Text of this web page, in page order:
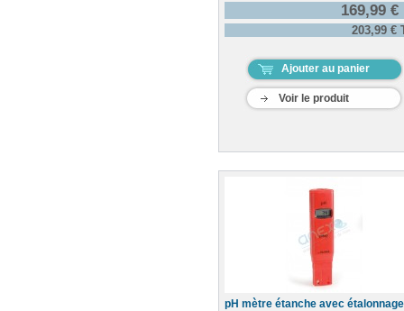
169,99 €
203,99 €
Ajouter au panier
Voir le produit
pH mètre étanche avec